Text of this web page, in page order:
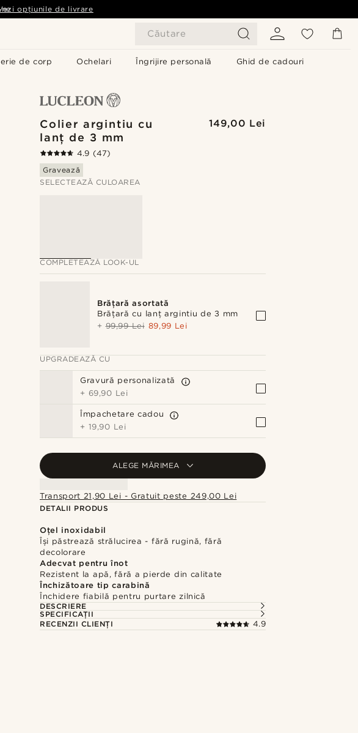
Căutare
de corp Ochelari Îngrijire personală Ghid de cadouri
opțiunile de livrare
Colier argintiu cu
lanț de 3 mm
149,00 Lei
4.9 (47)
Gravează
SELECTEAZĂ CULOAREA
COMPLETEAZĂ LOOK-UL
Brățară asortată
Brățară cu lanț argintiu de 3 mm
+99,99 Lei 89,99 Lei
UPGRADEAZĂ CU
Gravură personalizată
+ 69,90 Lei
Împachetare cadou
+ 19,90 Lei
ALEGE MĂRIMEA
Transport 21,90 Lei - Gratuit peste 249,00 Lei
DETALII PRODUS
Oțel inoxidabil
Își păstrează strălucirea - fără rugină, fără
decolorare
Adecvat pentru înot
Rezistent la apă, fără a pierde din calitate
Închizătoare tip carabină
Închidere fiabilă pentru purtare zilnică
DESCRIERE
SPECIFICAȚII
RECENZII CLIENȚI
4.9